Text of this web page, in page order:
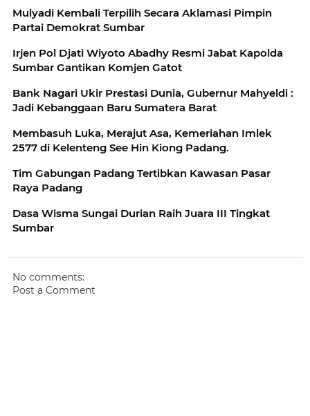
Mulyadi Kembali Terpilih Secara Aklamasi Pimpin
Partai Demokrat Sumbar
Irjen Pol Djati Wiyoto Abadhy Resmi Jabat Kapolda
Sumbar Gantikan Komjen Gatot
Bank Nagari Ukir Prestasi Dunia, Gubernur Mahyeldi :
Jadi Kebanggaan Baru Sumatera Barat
Membasuh Luka, Merajut Asa, Kemeriahan Imlek
2577 di Kelenteng See Hin Kiong Padang.
Tim Gabungan Padang Tertibkan Kawasan Pasar
Raya Padang
Dasa Wisma Sungai Durian Raih Juara III Tingkat
Sumbar
No comments:
Post a Comment